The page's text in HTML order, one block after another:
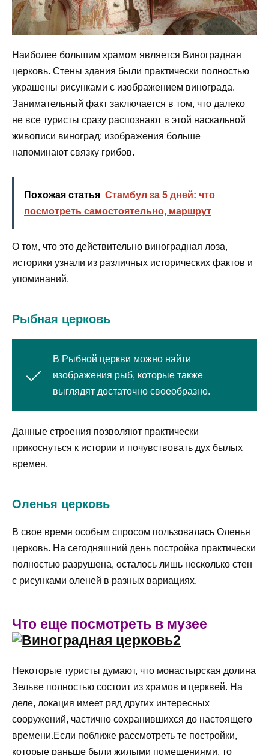
Наиболее большим храмом является Виноградная
церковь. Стены здания были практически полностью
украшены рисунками с изображением винограда.
Занимательный факт заключается в том, что далеко
не все туристы сразу распознают в этой наскальной
живописи виноград: изображения больше
напоминают связку грибов.
Похожая статья Стамбул за 5 дней: что
посмотреть самостоятельно, маршрут
О том, что это действительно виноградная лоза,
историки узнали из различных исторических фактов и
упоминаний.
Рыбная церковь
В Рыбной церкви можно найти
изображения рыб, которые также
выглядят достаточно своеобразно.
Данные строения позволяют практически
прикоснуться к истории и почувствовать дух былых
времен.
Оленья церковь
В свое время особым спросом пользовалась Оленья
церковь. На сегодняшний день постройка практически
полностью разрушена, осталось лишь несколько стен
с рисунками оленей в разных вариациях.
Что еще посмотреть в музее
Некоторые туристы думают, что монастырская долина
Зельве полностью состоит из храмов и церквей. На
деле, локация имеет ряд других интересных
сооружений, частично сохранившихся до настоящего
времени.Если поближе рассмотреть те постройки,
которые раньше были жилыми помещениями, то